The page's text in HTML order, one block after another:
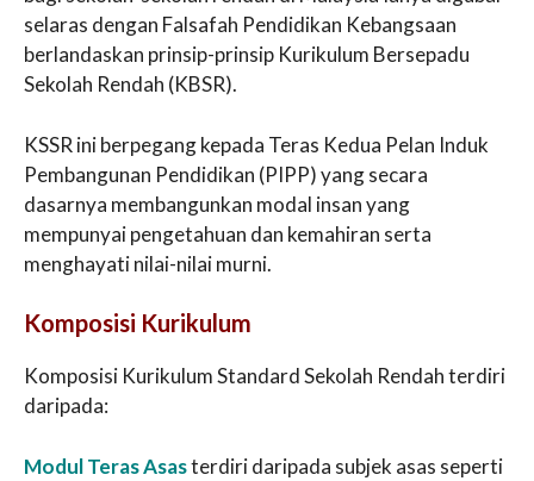
selaras dengan Falsafah Pendidikan Kebangsaan
berlandaskan prinsip-prinsip Kurikulum Bersepadu
Sekolah Rendah (KBSR).
KSSR ini berpegang kepada Teras Kedua Pelan Induk
Pembangunan Pendidikan (PIPP) yang secara
dasarnya membangunkan modal insan yang
mempunyai pengetahuan dan kemahiran serta
menghayati nilai-nilai murni.
Komposisi Kurikulum
Komposisi Kurikulum Standard Sekolah Rendah terdiri
daripada:
Modul Teras Asasterdiri daripada subjek asas seperti